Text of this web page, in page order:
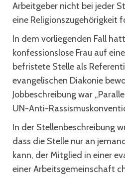
Arbeitgeber nicht bei jeder
eine Religionszugehörigkeit
In dem vorliegenden Fall
konfessionslose Frau auf
befristete Stelle als
evangelischen Diakonie
Jobbeschreibung war
UN-Anti-
In der Stellenbeschreibung
dass die Stelle nur an
kann, der Mitglied in einer
einer Arbeitsgemeinschaft